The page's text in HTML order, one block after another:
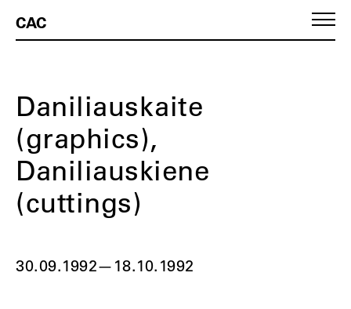
CAC
Daniliauskaite
(graphics),
Daniliauskiene
(cuttings)
30.09.1992— 18.10.1992